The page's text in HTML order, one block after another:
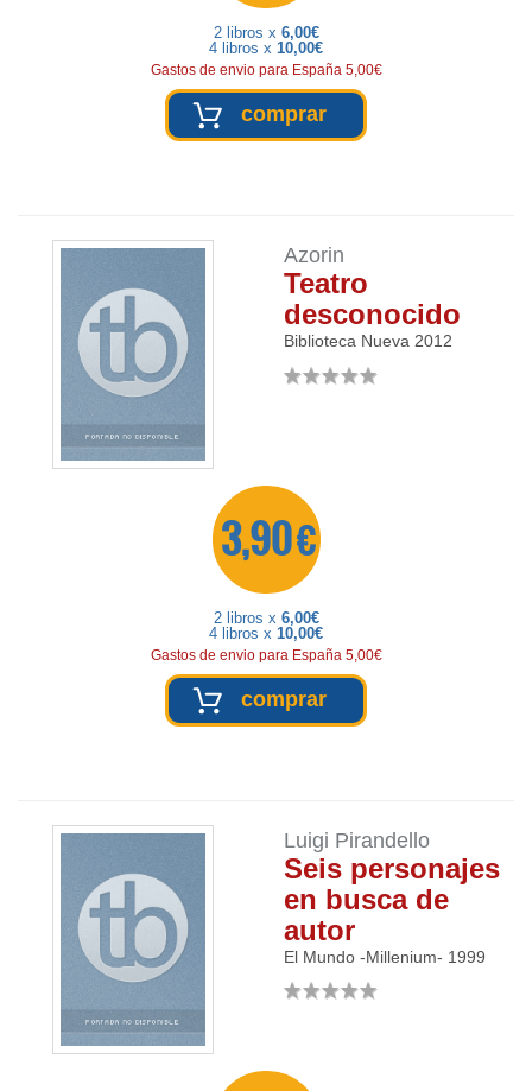
2 libros x 6,00€
4 libros x 10,00€
Gastos de envio para España 5,00€
comprar
Azorin
Teatro
desconocido
Biblioteca Nueva 2012
3,90 €
2 libros x 6,00€
4 libros x 10,00€
Gastos de envio para España 5,00€
comprar
Luigi Pirandello
Seis personajes
en busca de
autor
El Mundo -Millenium- 1999